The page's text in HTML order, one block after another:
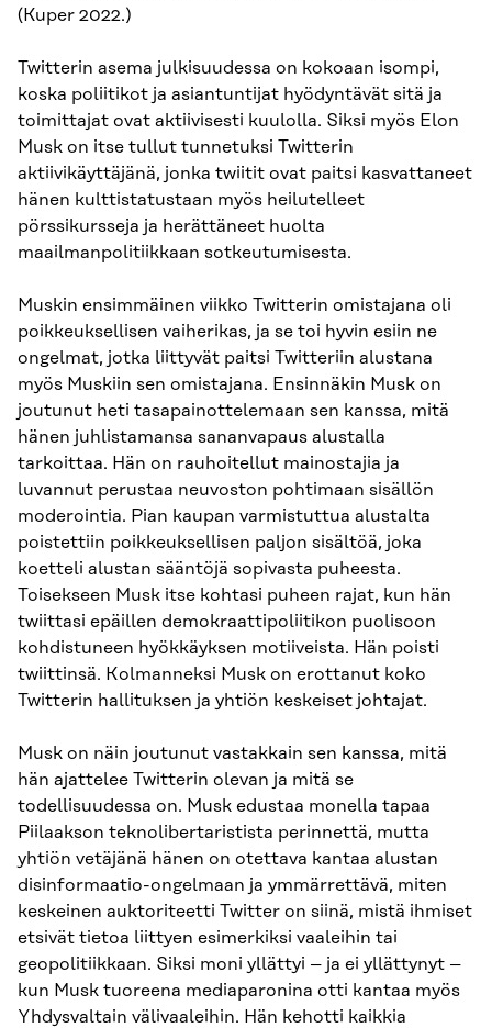
(Kuper 2022.)
Twitterin asema julkisuudessa on kokoaan isompi,
koska poliitikot ja asiantuntijat hyödyntävät sitä ja
toimittajat ovat aktiivisesti kuulolla. Siksi myös Elon
Musk on itse tullut tunnetuksi Twitterin
aktiivikäyttäjänä, jonka twiitit ovat paitsi kasvattaneet
hänen kulttistatustaan myös heilutelleet
pörssikursseja ja herättäneet huolta
maailmanpolitiikkaan sotkeutumisesta.
Muskin ensimmäinen viikko Twitterin omistajana oli
poikkeuksellisen vaiherikas, ja se toi hyvin esiin ne
ongelmat, jotka liittyvät paitsi Twitteriin alustana
myös Muskiin sen omistajana. Ensinnäkin Musk on
joutunut heti tasapainottelemaan sen kanssa, mitä
hänen juhlistamansa sananvapaus alustalla
tarkoittaa. Hän on rauhoitellut mainostajia ja
luvannut perustaa neuvoston pohtimaan sisällön
moderointia. Pian kaupan varmistuttua alustalta
poistettiin poikkeuksellisen paljon sisältöä, joka
koetteli alustan sääntöjä sopivasta puheesta.
Toisekseen Musk itse kohtasi puheen rajat, kun hän
twiittasi epäillen demokraattipoliitikon puolisoon
kohdistuneen hyökkäyksen motiiveista. Hän poisti
twiittinsä. Kolmanneksi Musk on erottanut koko
Twitterin hallituksen ja yhtiön keskeiset johtajat.
Musk on näin joutunut vastakkain sen kanssa, mitä
hän ajattelee Twitterin olevan ja mitä se
todellisuudessa on. Musk edustaa monella tapaa
Piilaakson teknolibertaristista perinnettä, mutta
yhtiön vetäjänä hänen on otettava kantaa alustan
disinformaatio-ongelmaan ja ymmärrettävä, miten
keskeinen auktoriteetti Twitter on siinä, mistä ihmiset
etsivät tietoa liittyen esimerkiksi vaaleihin tai
geopolitiikkaan. Siksi moni yllättyi – ja ei yllättynyt –
kun Musk tuoreena mediaparonina otti kantaa myös
Yhdysvaltain välivaaleihin. Hän kehotti kaikkia